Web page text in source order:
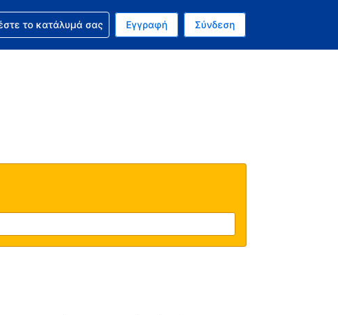
τωρινό σας νόμισμα είναι Δολάριο Η.Π.Α.
σας. Η τωρινή σας γλώσσα είναι τα Ελληνικά
την κράτησή σας
το κατάλυμά σας Εγγραφή Σύνδεση